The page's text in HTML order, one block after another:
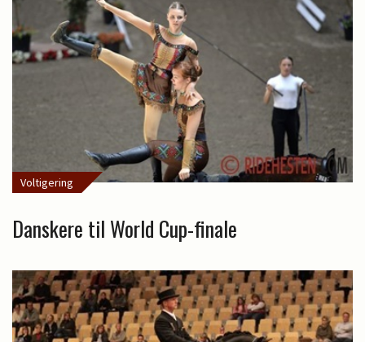
Voltigering
Danskere til World Cup-finale